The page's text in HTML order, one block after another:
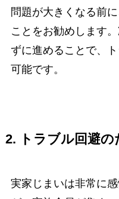
問題が大きくなる前
ことをお勧めします
ずに進めることで、
可能です。
2. トラブル回避の
実家じまいは非常に